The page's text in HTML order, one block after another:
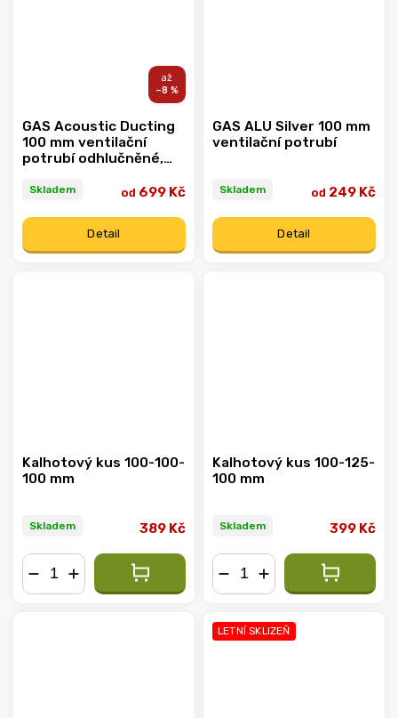
–8 %
GAS Acoustic Ducting
100 mm ventilační
potrubí odhlučněné,
Skladem od 699 Kč
Detail
GAS ALU Silver 100 mm
ventilační potrubí
Skladem od 249 Kč
Detail
Kalhotový kus 100-100-
100 mm
Skladem 389 Kč
Kalhotový kus 100-125-
100 mm
Skladem 399 Kč
LETNÍ SKLIZEŇ